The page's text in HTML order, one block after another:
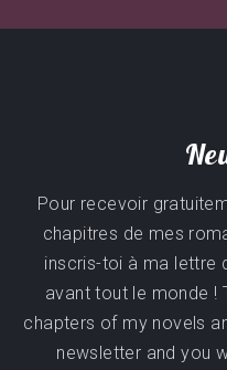
Pour recevoir
chapitres de mes
inscris-toi à ma lettre
avant tout le monde !
chapters of my novels
newsletter and you